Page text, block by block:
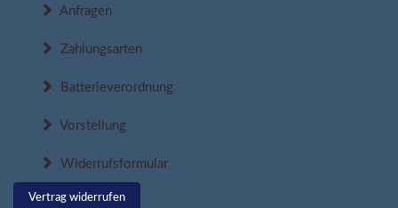
Anfragen
Zahlungsarten
Batterieverordnung
Vorstellung
Widerrufsformular
Vertrag widerrufen